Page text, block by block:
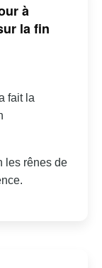
à
la fin
fait la
les rênes de